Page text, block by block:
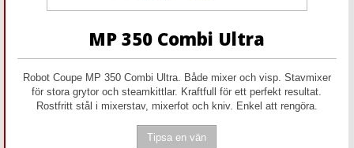
MP 350 Combi Ultra
Robot Coupe MP 350 Combi Ultra. Både mixer och visp. Stavmixer
för stora grytor och steamkittlar. Kraftfull för ett perfekt resultat.
Rostfritt stål i mixerstav, mixerfot och kniv. Enkel att rengöra.